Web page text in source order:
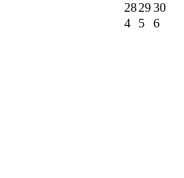
282930
4 5 6